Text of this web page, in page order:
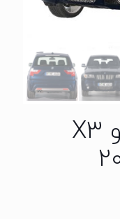
خودرو ب ام دبلیو X3